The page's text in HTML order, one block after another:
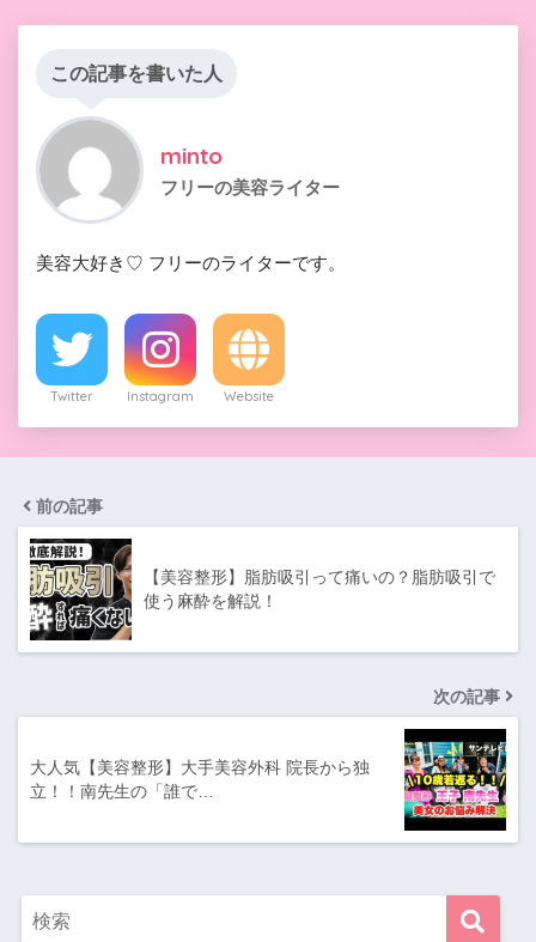
この記事を書いた人
minto
フリーの美容ライター
美容大好き♡ フリーのライターです。
Twitter Instagram Website
前の記事
【美容整形】脂肪吸引って痛いの？脂肪吸引で
使う麻酔を解説！
次の記事
大人気【美容整形】大手美容外科 院長から独
立！！南先生の「誰で…